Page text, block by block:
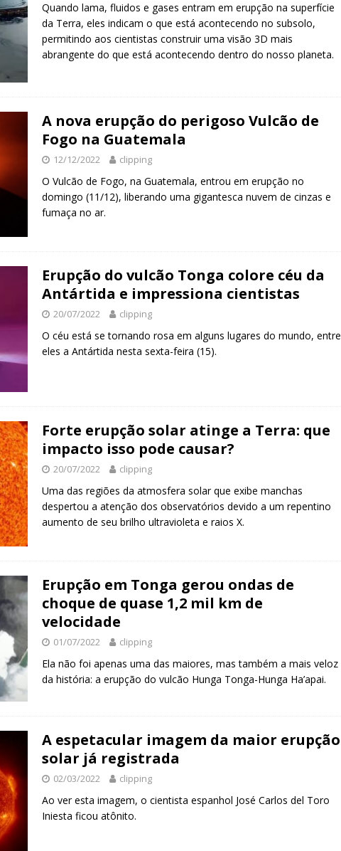
Quando lama, fluidos e gases entram em erupção na superfície
da Terra, eles indicam o que está acontecendo no subsolo,
permitindo aos cientistas construir uma visão 3D mais
abrangente do que está acontecendo dentro do nosso planeta.
A nova erupção do perigoso Vulcão de
Fogo na Guatemala
12/12/2022 clipping
O Vulcão de Fogo, na Guatemala, entrou em erupção no
domingo (11/12), liberando uma gigantesca nuvem de cinzas e
fumaça no ar.
Erupção do vulcão Tonga colore céu da
Antártida e impressiona cientistas
20/07/2022 clipping
O céu está se tornando rosa em alguns lugares do mundo, entre
eles a Antártida nesta sexta-feira (15).
Forte erupção solar atinge a Terra: que
impacto isso pode causar?
20/07/2022 clipping
Uma das regiões da atmosfera solar que exibe manchas
despertou a atenção dos observatórios devido a um repentino
aumento de seu brilho ultravioleta e raios X.
Erupção em Tonga gerou ondas de
choque de quase 1,2 mil km de
velocidade
01/07/2022 clipping
Ela não foi apenas uma das maiores, mas também a mais veloz
da história: a erupção do vulcão Hunga Tonga-Hunga Ha’apai.
A espetacular imagem da maior erupção
solar já registrada
02/03/2022 clipping
Ao ver esta imagem, o cientista espanhol José Carlos del Toro
Iniesta ficou atônito.